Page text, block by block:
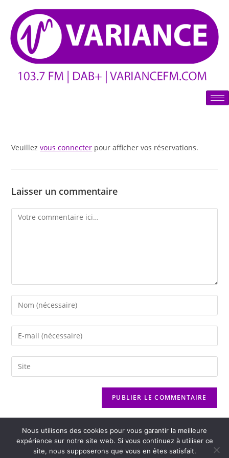
Veuillezvous connecter pour afficher vos réservations.
Laisser un commentaire
Nous utilisons des cookies pour vous garantir la meilleure
expérience sur notre site web. Si vous continuez à utiliser ce
site, nous supposerons que vous en êtes satisfait.